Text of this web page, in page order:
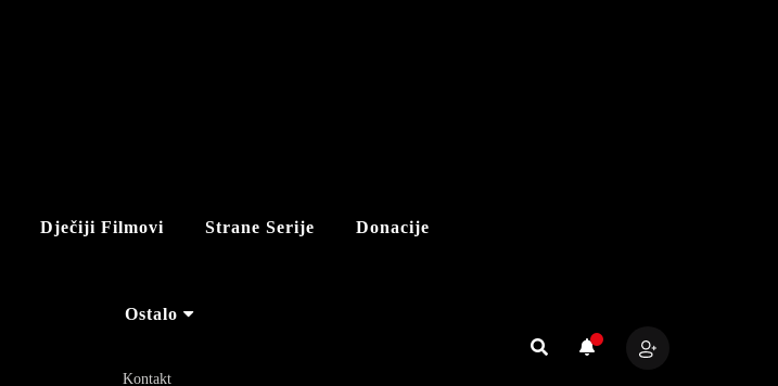
Dječiji Filmovi Strane Serije Donacije
Ostalo
Kontakt